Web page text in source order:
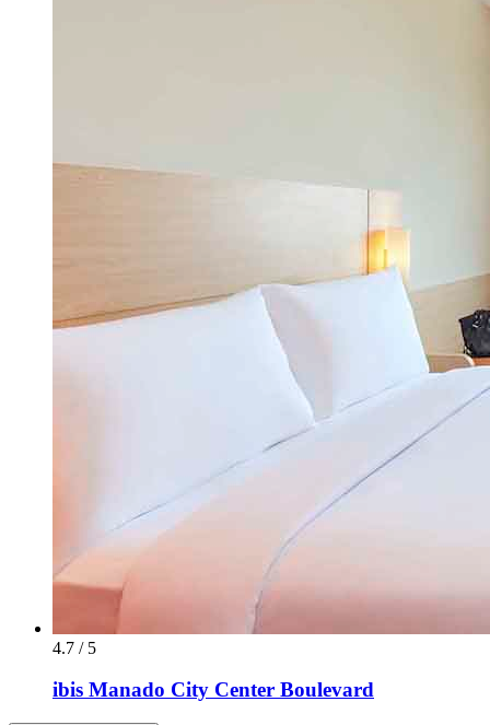
4.7 / 5
ibis Manado City Center Boulevard